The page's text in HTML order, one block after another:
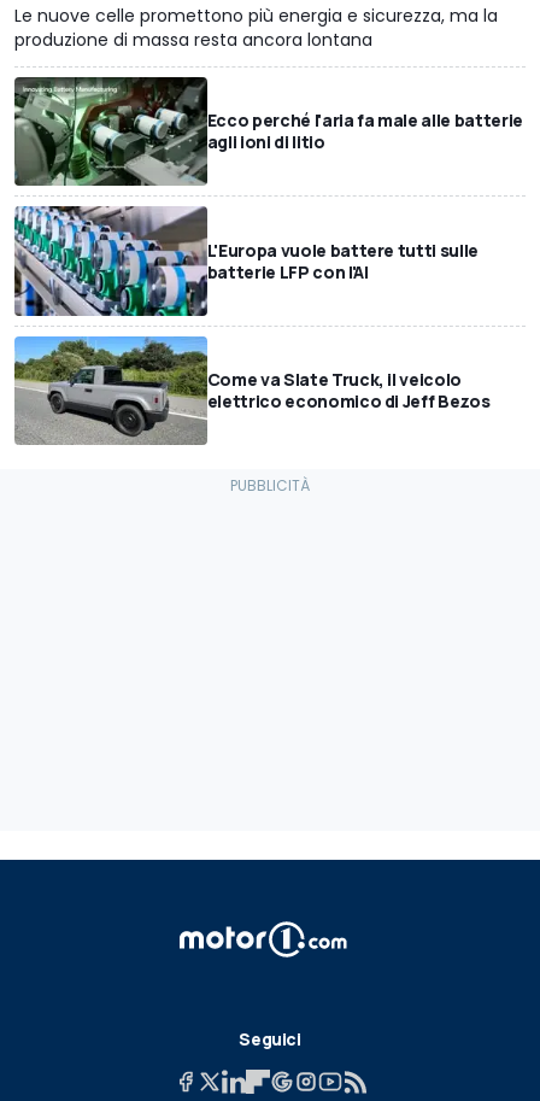
Le nuove celle promettono più energia e sicurezza, ma la
produzione di massa resta ancora lontana
Ecco perché l'aria fa male alle batterie
agli ioni di litio
L'Europa vuole battere tutti sulle
batterie LFP con l'AI
Come va Slate Truck, il veicolo
elettrico economico di Jeff Bezos
Seguici